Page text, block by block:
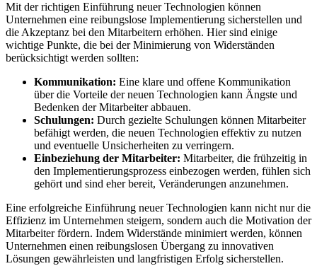
Mit der ‌richtigen Einführung neuer Technologien⁣ können
Unternehmen eine reibungslose​ Implementierung sicherstellen und‍
die Akzeptanz bei den Mitarbeitern⁢ erhöhen. Hier sind einige
wichtige Punkte, die bei ‍der Minimierung ​von Widerständen
berücksichtigt werden sollten:
Kommunikation: Eine klare und offene Kommunikation
über die Vorteile der neuen ⁣Technologien⁤ kann Ängste und
Bedenken ⁣der⁣ Mitarbeiter abbauen.
Schulungen: Durch gezielte Schulungen können Mitarbeiter
befähigt werden, die neuen Technologien effektiv zu nutzen
‌und eventuelle Unsicherheiten ⁤zu verringern.
Einbeziehung der Mitarbeiter: Mitarbeiter, die frühzeitig ‌in
‌den Implementierungsprozess ‌einbezogen werden, fühlen sich
gehört und‌ sind eher bereit, Veränderungen anzunehmen.
Eine erfolgreiche Einführung neuer ​Technologien kann nicht nur die
Effizienz im Unternehmen steigern, sondern auch die Motivation der
Mitarbeiter fördern. Indem Widerstände minimiert werden, können⁤
Unternehmen ‍einen reibungslosen Übergang zu innovativen
Lösungen gewährleisten ‌und langfristigen Erfolg sicherstellen.